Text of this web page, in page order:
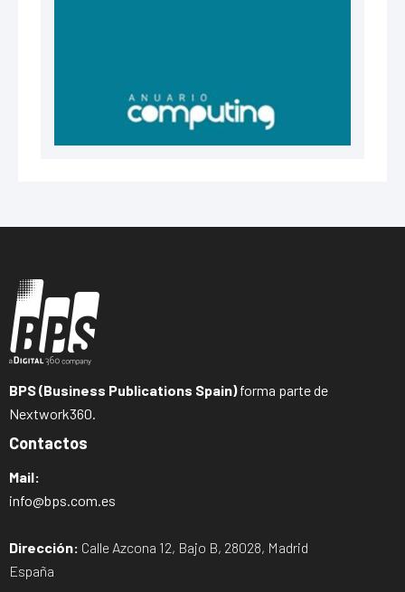
BPS (Business Publications Spain)forma parte de
Nextwork360.
Contactos
Mail:
info@bps.com.es
Dirección: Calle Azcona 12, Bajo B, 28028, Madrid
España